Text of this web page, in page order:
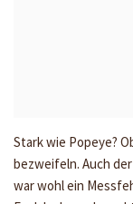
Stark wie Popeye?
bezweifeln. Auch
war wohl ein